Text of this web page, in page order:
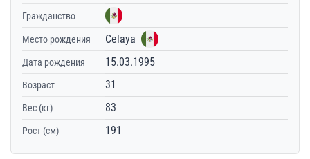
Гражданство
Место рождения Celaya
Дата рождения 15.03.1995
Возраст 31
Вес (кг) 83
Рост (см) 191